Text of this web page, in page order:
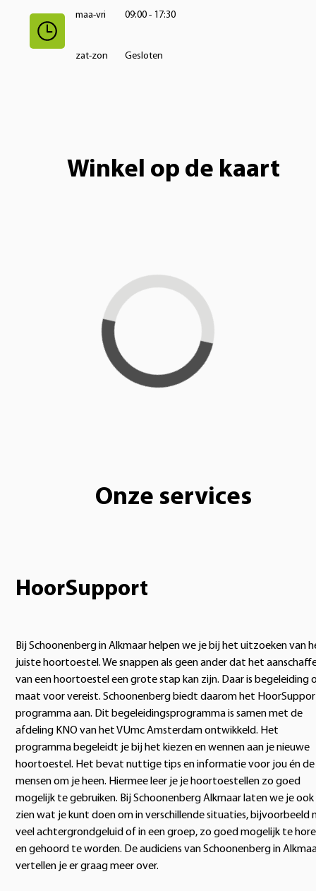
maa-vri 09:00 - 17:30
zat-zon Gesloten
Winkel op de kaart
Loading...
Onze services
HoorSupport
Bij Schoonenberg in Alkmaar helpen we je bij het uitzoeken van
juiste hoortoestel. We snappen als geen ander dat het
van een hoortoestel een grote stap kan zijn. Daar is begeleiding
maat voor vereist. Schoonenberg biedt daarom het
programma aan. Dit begeleidingsprogramma is samen met de
afdeling KNO van het VUmc Amsterdam ontwikkeld. Het
programma begeleidt je bij het kiezen en wennen aan je nieuwe
hoortoestel. Het bevat nuttige tips en informatie voor jou én de
mensen om je heen. Hiermee leer je je hoortoestellen zo goed
mogelijk te gebruiken. Bij Schoonenberg Alkmaar laten we je ook
zien wat je kunt doen om in verschillende situaties, bijvoorbeeld
veel achtergrondgeluid of in een groep, zo goed mogelijk te
en gehoord te worden. De audiciens van Schoonenberg in
vertellen je er graag meer over.